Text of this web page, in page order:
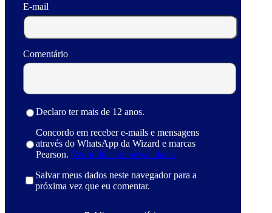
E-mail
Comentário
Declaro ter mais de 12 anos.
Concordo em receber e-mails e mensagens
através do WhatsApp da Wizard e marcas
Pearson. Ver política de privacidade.
Salvar meus dados neste navegador para a
próxima vez que eu comentar.